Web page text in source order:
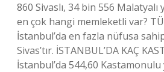
860 Sivaslı, 34 bin 556 Malatyalı
en çok hangi memleketli var?
İstanbul’da en fazla nüfusa
Sivas’tır. İSTANBUL’DA KAÇ
İstanbul’da 544,60